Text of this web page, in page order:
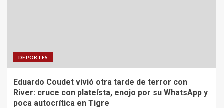
DEPORTES
Eduardo Coudet vivió otra tarde de terror con
River: cruce con plateísta, enojo por su WhatsApp y
poca autocrítica en Tigre